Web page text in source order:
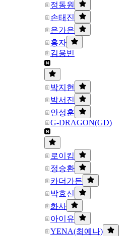
정동원
손태진
은가은
홍자
김용빈
박지현
박서진
안성훈
G-DRAGON(GD)
로이킴
정승환
카더가든
박효신
화사
아이유
YENA(최예나)